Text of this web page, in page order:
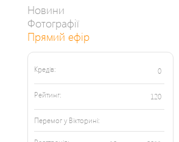
Новини
Фотографії
Прямий ефір
Кредів: 0
Рейтинг: 120
Перемог у Вікторині: